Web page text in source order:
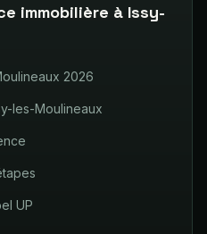
immobilière à Issy-
2026
les-Moulineaux
UP